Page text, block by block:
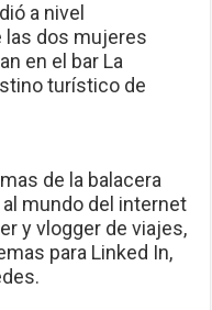
a nivel
las dos mujeres
en el bar La
turístico de
de la balacera
mundo del internet
y vlogger de viajes,
para Linked In,